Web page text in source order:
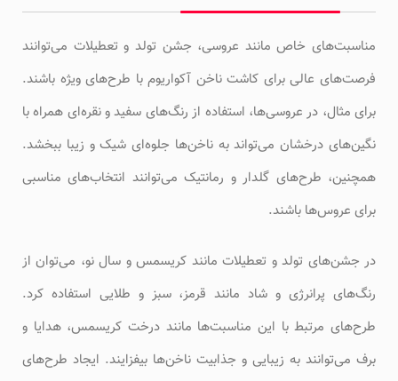
مناسبت‌های خاص مانند عروسی، جشن تولد و تعطیلات می‌توانند
فرصت‌های عالی برای کاشت ناخن آکواریوم با طرح‌های ویژه باشند.
برای مثال، در عروسی‌ها، استفاده از رنگ‌های سفید و نقره‌ای همراه با
نگین‌های درخشان می‌تواند به ناخن‌ها جلوه‌ای شیک و زیبا ببخشد.
همچنین، طرح‌های گلدار و رمانتیک می‌توانند انتخاب‌های مناسبی
برای عروس‌ها باشند.
در جشن‌های تولد و تعطیلات مانند کریسمس و سال نو، می‌توان از
رنگ‌های پرانرژی و شاد مانند قرمز، سبز و طلایی استفاده کرد.
طرح‌های مرتبط با این مناسبت‌ها مانند درخت کریسمس، هدایا و
برف می‌توانند به زیبایی و جذابیت ناخن‌ها بیفزایند. ایجاد طرح‌های